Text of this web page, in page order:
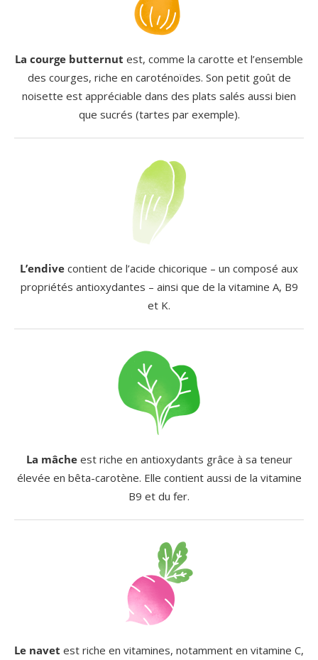
La courge butternut est, comme la carotte et l’ensemble
des courges, riche en caroténoïdes. Son petit goût de
noisette est appréciable dans des plats salés aussi bien
que sucrés (tartes par exemple).
L’endive contient de l’acide chicorique – un composé aux
propriétés antioxydantes – ainsi que de la vitamine A, B9
et K.
La mâcheest riche en antioxydants grâce à sa teneur
élevée en bêta-carotène. Elle contient aussi de la vitamine
B9 et du fer.
Le navet est riche en vitamines, notamment en vitamine C,